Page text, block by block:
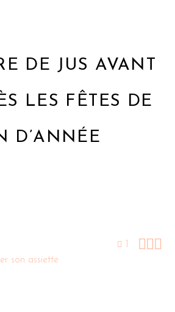
DE JUS AVANT
LES FÊTES DE
D’ANNÉE

son assiette